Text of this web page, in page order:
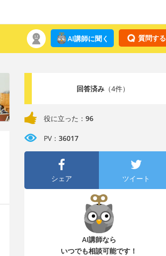
質問する
AI講師に聞く
回答済み（4件）
役に立った： 96
PV： 36017
シェア ツイート
AI講師なら
いつでも相談可能です！